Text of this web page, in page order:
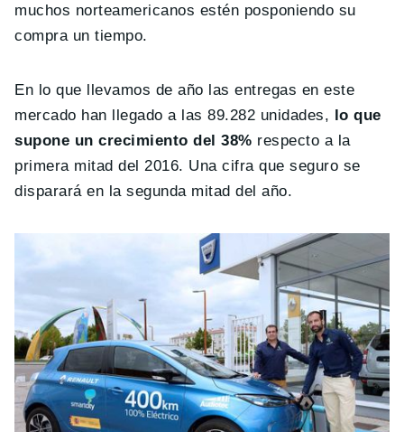
muchos norteamericanos estén posponiendo su
compra un tiempo.
En lo que llevamos de año las entregas en este
mercado han llegado a las 89.282 unidades, lo que
supone un crecimiento del 38% respecto a la
primera mitad del 2016. Una cifra que seguro se
disparará en la segunda mitad del año.